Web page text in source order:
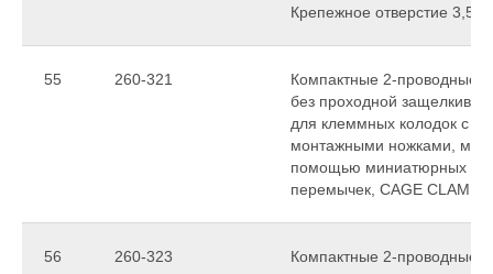
Крепежное отверстие 3,5
55 260-321
Компактные 2-проводные
без проходной
для клеммных колодок с
монтажными ножками,
помощью миниатюрных
перемычек, CAGE CLAMP
56 260-323 Компактные 2-проводные